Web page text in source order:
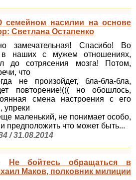
семейном насилии на основе
Светлана Остапенко
замечательная! Спасибо! Во
в наших с мужем отношениях,
до сотрясения мозга! Потом,
что
не произойдет, бла-бла-бла,
повторение!((( но обошлось,
смена настроения с его
упреки
маленький, не понимает особо,
предположить что может быть...
/ 31.08.2014
Не бойтесь обращаться в
Маков, полковник милиции